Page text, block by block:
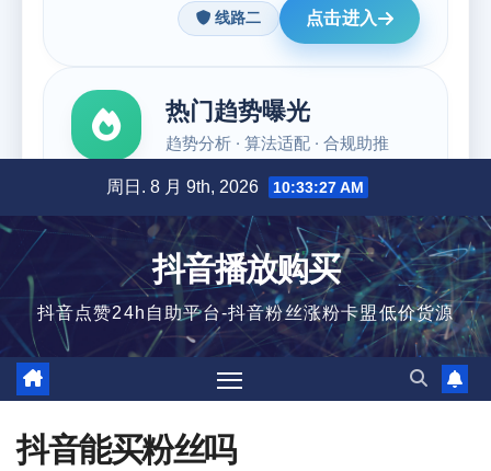
内
容
周日. 8 月 9th, 2026 10:33:28 AM
抖音播放购买
抖音点赞24h自助平台-抖音粉丝涨粉卡盟低价货源
抖音能买粉丝吗